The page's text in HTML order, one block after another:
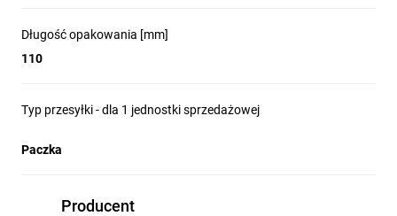
Długość opakowania [mm]
110
Typ przesyłki - dla 1 jednostki sprzedażowej
Paczka
Producent